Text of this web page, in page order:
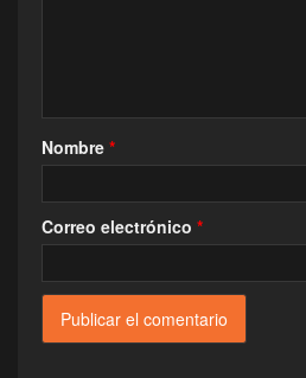
Nombre *
Correo electrónico *